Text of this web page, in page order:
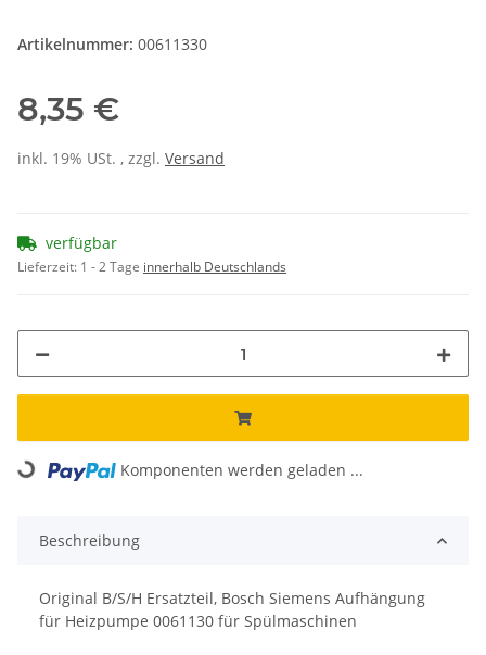
Artikelnummer: 00611330
8,35 €
inkl. 19% USt. , zzgl. Versand
verfügbar
Lieferzeit: 1 - 2 Tage innerhalb Deutschlands
Loading... Komponenten werden geladen ...
Beschreibung
Original B/S/H Ersatzteil, Bosch Siemens Aufhängung
für Heizpumpe 0061130 für Spülmaschinen